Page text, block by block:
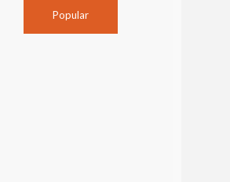
Popular